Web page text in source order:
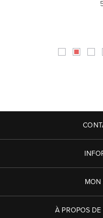
MON
À PROPOS